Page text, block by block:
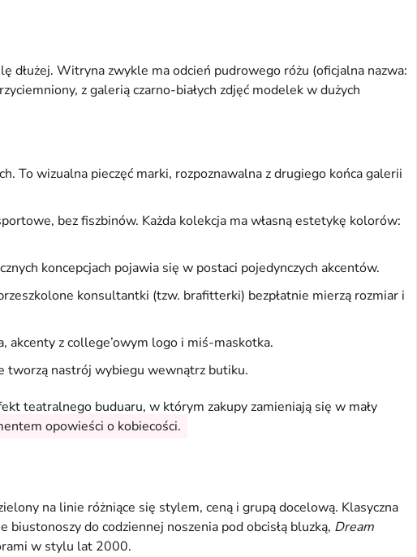
dłużej. Witryna zwykle ma odcień pudrowego różu (oficjalna nazwa:
z galerią czarno-białych zdjęć modelek w dużych
To wizualna pieczęć marki, rozpoznawalna z drugiego końca galerii
bez fiszbinów. Każda kolekcja ma własną estetykę kolorów:
koncepcjach pojawia się w postaci pojedynczych akcentów.
konsultantki (tzw. brafitterki) bezpłatnie mierzą rozmiar i
z college’owym logo i miś-maskotka.
tworzą nastrój wybiegu wewnątrz butiku.
teatralnego buduaru, w którym zakupy zamieniają się w mały
opowieści o kobiecości.
na linie różniące się stylem, ceną i grupą docelową. Klasyczna
biustonoszy do codziennej noszenia pod obcisłą bluzką, Dream
w stylu lat 2000.